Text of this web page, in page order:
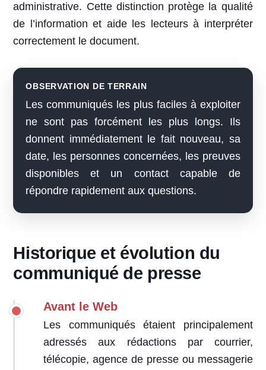
administrative. Cette distinction protège la qualité
de l’information et aide les lecteurs à interpréter
correctement le document.
OBSERVATION DE TERRAIN
Les communiqués les plus faciles à exploiter
ne sont pas forcément les plus longs. Ils
donnent immédiatement le fait nouveau, sa
date, les personnes concernées, les preuves
disponibles et un contact capable de
répondre rapidement aux questions.
Historique et évolution du
communiqué de presse
Avant le Web
Les communiqués étaient principalement
adressés aux rédactions par courrier,
télécopie, agence de presse ou messagerie